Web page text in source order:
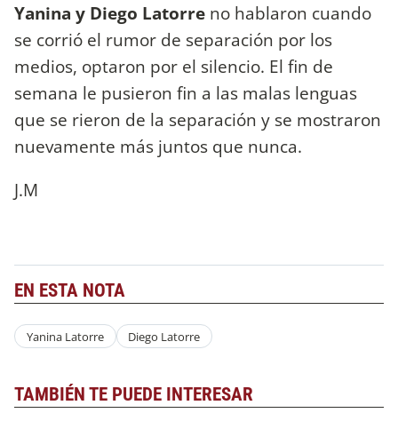
Yanina y Diego Latorre no hablaron cuando
se corrió el rumor de separación por los
medios, optaron por el silencio. El fin de
semana le pusieron fin a las malas lenguas
que se rieron de la separación y se mostraron
nuevamente más juntos que nunca.
J.M
EN ESTA NOTA
Yanina Latorre Diego Latorre
TAMBIÉN TE PUEDE INTERESAR